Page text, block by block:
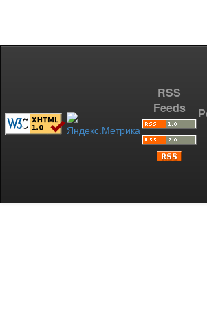
RSS
Feeds